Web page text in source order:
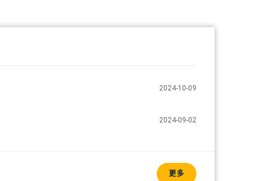
2024-10-09
2024-09-02
更多